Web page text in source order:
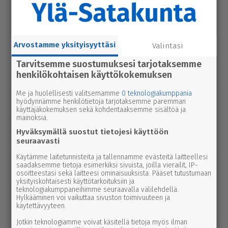
tel­lään par­hail­laan uusiksi
Elisa parantaa 5g-yhteyksiä Karviassa
ja Par­ka­nossa – seuraavan suku­pol­
ven tekniikka kolkuttaa jo ovella
uutinen5.8.2026 12.00
Pääl­lys­tys­työt hidas­ta­vat lii­ken­nettä
3-tiellä Ikaa­lis­ten suunnalla – syys­
kuussa uutta pintaa Kui­vas­jär­ven
suunnalle
uutinen7.8.2026 3.00
Afrik­ka­lai­nen sikarutto tuli Kaakkois-
Suomeen – vil­li­si­ka­ha­vain­noista on
nyt syytä ilmoittaa myös täällä
Arvostamme yksityisyyttäsi Valintasi
Tarvitsemme suostumuksesi tarjotaksemme
henkilökohtaisen käyttökokemuksen
Me ja huolellisesti valitsemamme 0 teknologiakumppania
hyödynnämme henkilötietoja tarjotaksemme paremman
käyttäjäkokemuksen sekä kohdentaaksemme sisältöä ja
mainoksia.
Hyväksymällä suostut tietojesi käyttöön
seuraavasti
Käytämme laitetunnisteita ja tallennamme evästeitä laitteellesi
saadaksemme tietoja esimerkiksi sivuista, joilla vierailit, IP-
osoitteestasi sekä laitteesi ominaisuuksista. Pääset tutustumaan
yksityiskohtaisesti käyttötarkoituksiin ja
teknologiakumppaneihimme seuraavalla välilehdellä.
Hylkääminen voi vaikuttaa sivuston toimivuuteen ja
käytettävyyteen.
Jotkin teknologiamme voivat käsitellä tietoja myös ilman